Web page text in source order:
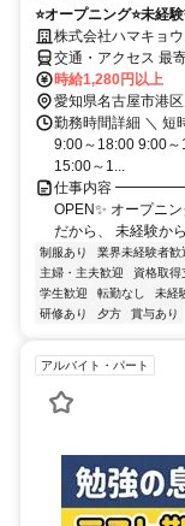
⭐オープニング⭐未経
株式会社ハマキョ
交通・アクセス 最
ー・バイク・自転車
時給1,280円以上
愛知県名古屋市港区
勤務時間詳細 ＼ 短
9:00～18:00 9:00
15:00～1...
仕事内容
OPEN✨ オープニ
だから、 未経験か
制服あり 業界未経験者歓
主婦・主夫歓迎
資格取得
学生歓迎
転勤なし 未経
研修あり
夕方 賞与あり
アルバイト・パート